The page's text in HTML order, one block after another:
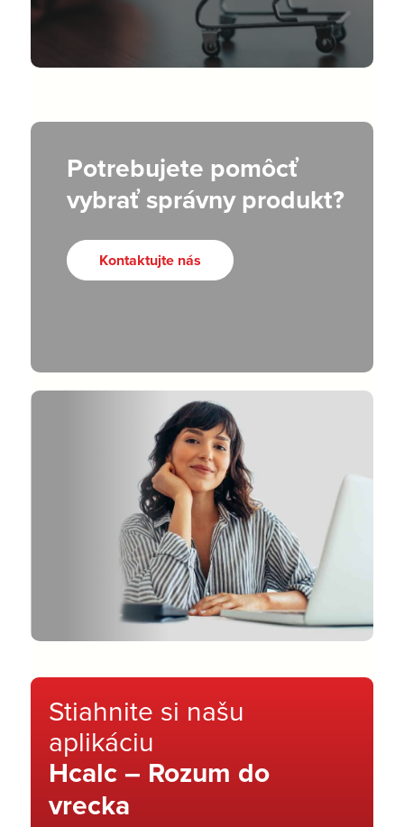
Potrebujete pomôcť
vybrať správny produkt?
Kontaktujte nás
Stiahnite si našu
aplikáciu
Hcalc – Rozum do
vrecka